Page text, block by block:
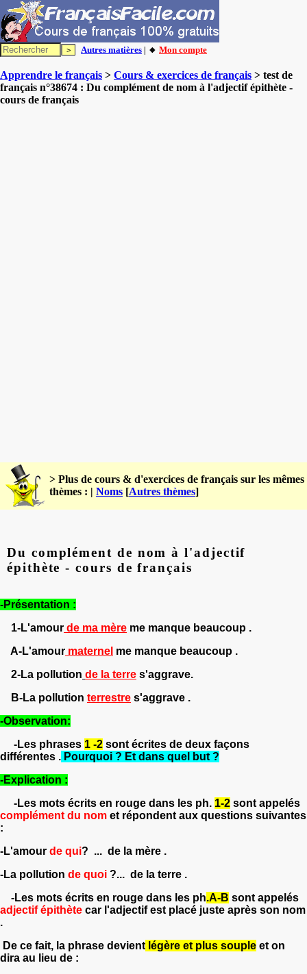
Autres matières | 🔸 Mon compte
Apprendre le français > Cours & exercices de français > test de
français n°38674 : Du complément de nom à l'adjectif épithète -
cours de français
> Plus de cours & d'exercices de français sur les mêmes
thèmes : | Noms [Autres thèmes]
Du complément de nom à l'adjectif
épithète - cours de français
-Présentation :
1-L'amour de ma mère me manque beaucoup .
A-L'amour maternel me manque beaucoup .
2-La pollution de la terre s'aggrave.
B-La pollution terrestre s'aggrave .
-Observation:
-Les phrases 1 -2 sont écrites de deux façons
différentes . Pourquoi ? Et dans quel but ?
-Explication :
-Les mots écrits en rouge dans les ph. 1-2 sont appelés
complément du nom et répondent aux questions suivantes
:
-L'amour de qui? ... de la mère .
-La pollution de quoi ?... de la terre .
-Les mots écrits en rouge dans les ph.A-B sont appelés
adjectif épithète car l'adjectif est placé juste après son nom
.
De ce fait, la phrase devient légère et plus souple et on
dira au lieu de :